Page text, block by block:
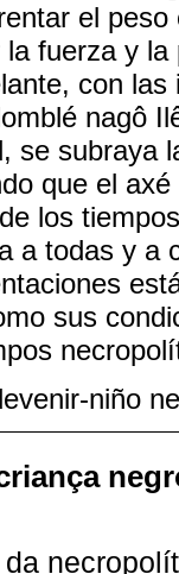
el
fuerza y
con
nagô
se subraya
que el
los
a todas y a
sus
niño